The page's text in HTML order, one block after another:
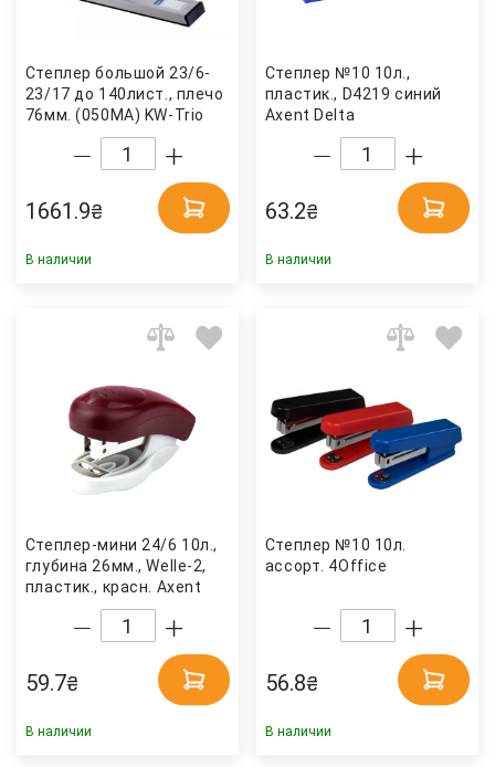
Степлер большой 23/6-
23/17 до 140лист., плечо
76мм. (050MA) KW-Trio
1661.9₴
В наличии
Степлер №10 10л.,
пластик., D4219 синий
Axent Delta
63.2₴
В наличии
Степлер-мини 24/6 10л.,
глубина 26мм., Welle-2,
пластик., красн. Axent
59.7₴
В наличии
Степлер №10 10л.
ассорт. 4Office
56.8₴
В наличии